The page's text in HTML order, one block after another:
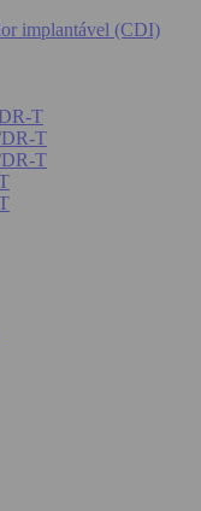
implantável (CDI)
T
T
T